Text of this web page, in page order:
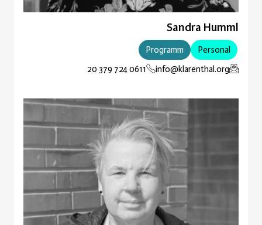
Sandra Humml
Personal
Programm
info@klarenthal.org
0611 724 379 20